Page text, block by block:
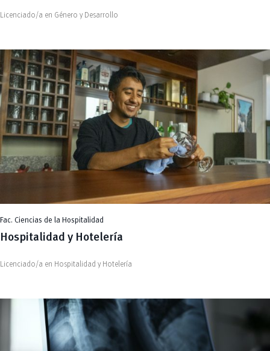
Licenciado/a en Género y Desarrollo
Fac. Ciencias de la Hospitalidad
Hospitalidad y Hotelería
Licenciado/a en Hospitalidad y Hotelería